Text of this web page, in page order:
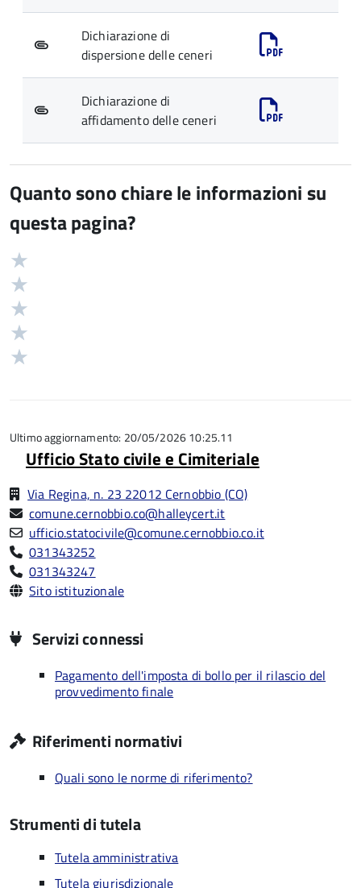
Dichiarazione di
dispersione delle ceneri
Dichiarazione di
affidamento delle ceneri
Quanto sono chiare le informazioni su
questa pagina?
Valutazione
5
Ultimo aggiornamento: 20/05/2026 10:25.11
Ufficio Stato civile e Cimiteriale
Via Regina, n. 23 22012 Cernobbio (CO)
comune.cernobbio.co@halleycert.it
ufficio.statocivile@comune.cernobbio.co.it
031343252
031343247
Sito istituzionale
Servizi connessi
Pagamento dell'imposta di bollo per il rilascio del
provvedimento finale
Riferimenti normativi
Quali sono le norme di riferimento?
Strumenti di tutela
Tutela amministrativa
Tutela giurisdizionale